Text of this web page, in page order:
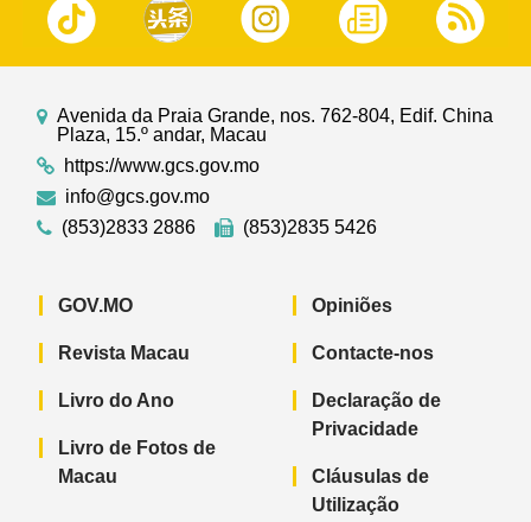
Avenida da Praia Grande, nos. 762-804, Edif. China
Plaza, 15.º andar, Macau
https://www.gcs.gov.mo
info@gcs.gov.mo
(853)2833 2886
(853)2835 5426
GOV.MO
Revista Macau
Livro do Ano
Livro de Fotos de
Macau
Opiniões
Contacte-nos
Declaração de
Privacidade
Cláusulas de
Utilização